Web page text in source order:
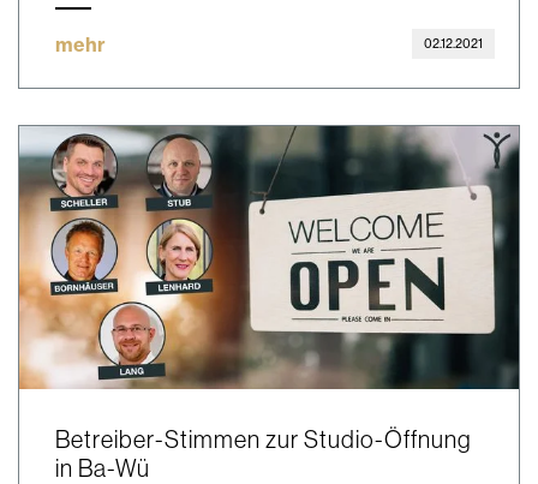
mehr 02.12.2021
Betreiber-Stimmen zur Studio-Öffnung
in Ba-Wü